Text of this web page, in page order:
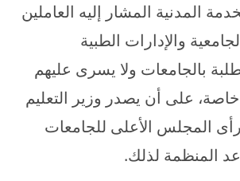
المدنية المشار إليه العاملين
والإدارات الطبية
بالجامعات ولا يسرى عليهم
خاصة، على أن يصدر وزير التعليم
رأى المجلس الأعلى للجامعات
المنظمة لذلك.